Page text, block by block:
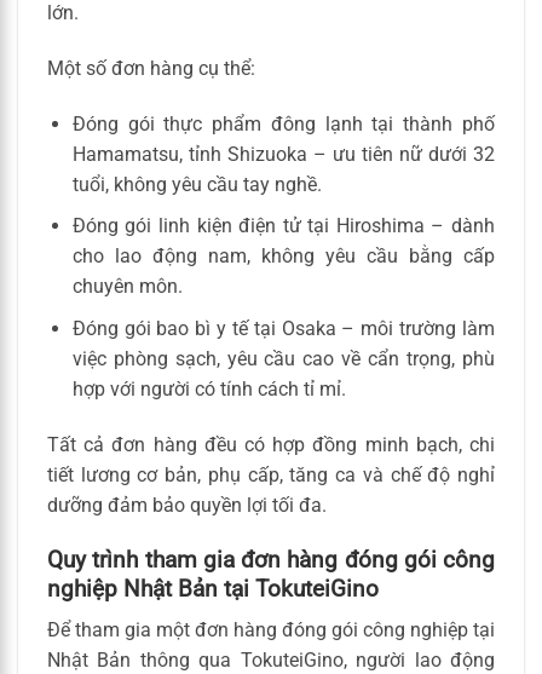
lớn.
Một số đơn hàng cụ thể:
Đóng gói thực phẩm đông lạnh tại thành phố
Hamamatsu, tỉnh Shizuoka – ưu tiên nữ dưới 32
tuổi, không yêu cầu tay nghề.
Đóng gói linh kiện điện tử tại Hiroshima – dành
cho lao động nam, không yêu cầu bằng cấp
chuyên môn.
Đóng gói bao bì y tế tại Osaka – môi trường làm
việc phòng sạch, yêu cầu cao về cẩn trọng, phù
hợp với người có tính cách tỉ mỉ.
Tất cả đơn hàng đều có hợp đồng minh bạch, chi
tiết lương cơ bản, phụ cấp, tăng ca và chế độ nghỉ
dưỡng đảm bảo quyền lợi tối đa.
Quy trình tham gia đơn hàng đóng gói công
nghiệp Nhật Bản tại TokuteiGino
Để tham gia một đơn hàng đóng gói công nghiệp tại
Nhật Bản thông qua TokuteiGino, người lao động